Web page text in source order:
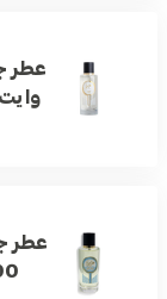
عطر
وايت 200 مل
عطر